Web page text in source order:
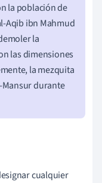
la población de
Aqib ibn Mahmud
la
las dimensiones
la mezquita
Mansur durante
cualquier